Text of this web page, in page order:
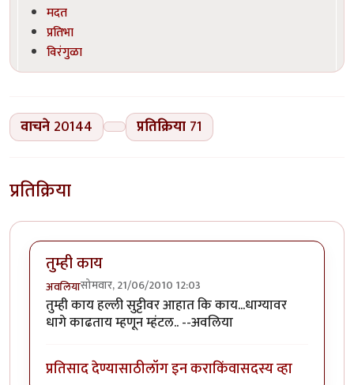
मदत
प्रतिभा
विरंगुळा
वाचने 20144 प्रतिक्रिया 71
प्रतिक्रिया
तुम्ही काय
अवलियासोमवार, 21/06/2010 12:03
तुम्ही काय हल्ली सुट्टीवर आहात कि काय...धाग्यावर
धागे काढताय म्हणून म्हंटल.. --अवलिया
प्रतिसाद देण्यासाठीलॉग इन कराकिंवासदस्य व्हा